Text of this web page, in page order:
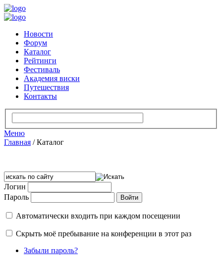
Новости
Форум
Каталог
Рейтинги
Фестиваль
Академия виски
Путешествия
Контакты
Меню
Главная /Каталог
Логин
Пароль
Автоматически входить при каждом посещении
Скрыть моё пребывание на конференции в этот раз
Забыли пароль?